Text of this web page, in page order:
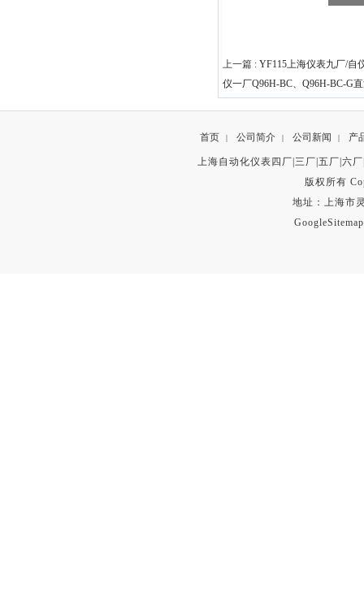
上一篇 : YF115上海仪表九厂/自
仪一厂Q96H-BC、Q96H-BC-G
首页 | 公司简介 | 公司新闻 | 产
上海自动化仪表四厂|三厂|五厂|六
版权所有
地址：上海市
GoogleSitemap